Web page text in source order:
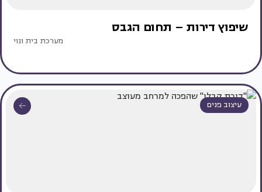
שיפוץ דירות – תחום הגבס
מערכת בית ונוי
עיצוב פנים